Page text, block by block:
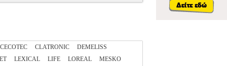
CECOTEC CLATRONIC
DEMELISS
LEXICAL LIFE LOREAL
MESKO